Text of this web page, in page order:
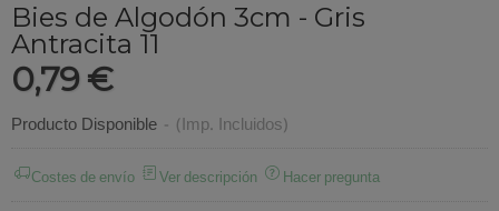
Bies de Algodón 3cm - Gris
Antracita 11
0,79 €
Producto Disponible - (Imp. Incluidos)
Costes de envío Ver descripción Hacer pregunta